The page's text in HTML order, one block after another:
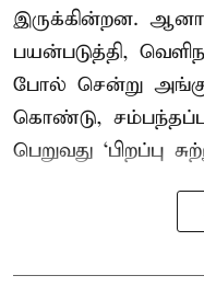
இருக்கின்றன.
பயன்படுத்தி,
போல் சென்று
கொண்டு,
பெறுவது ‘பிறப்பு